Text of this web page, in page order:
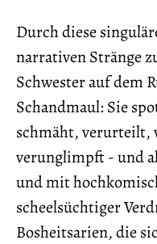
Durch diese
narrativen Stränge
Schwester auf dem
Schandmaul: Sie
schmäht, verurteilt,
verunglimpft - und
und mit
scheelsüchtiger
Bosheitsarien, die